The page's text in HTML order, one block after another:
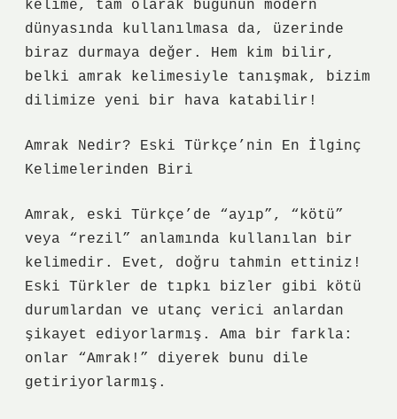
kelime, tam olarak bugünün modern
dünyasında kullanılmasa da, üzerinde
biraz durmaya değer. Hem kim bilir,
belki amrak kelimesiyle tanışmak, bizim
dilimize yeni bir hava katabilir!
Amrak Nedir? Eski Türkçe’nin En İlginç
Kelimelerinden Biri
Amrak, eski Türkçe’de “ayıp”, “kötü”
veya “rezil” anlamında kullanılan bir
kelimedir. Evet, doğru tahmin ettiniz!
Eski Türkler de tıpkı bizler gibi kötü
durumlardan ve utanç verici anlardan
şikayet ediyorlarmış. Ama bir farkla:
onlar “Amrak!” diyerek bunu dile
getiriyorlarmış.